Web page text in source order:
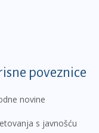
poveznice
novine
s javnošću